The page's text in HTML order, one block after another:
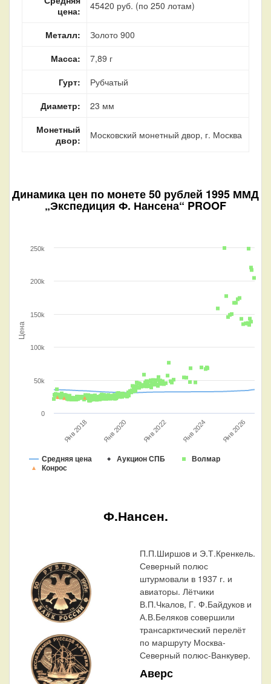
цена:
45420 руб. (по 250 лотам)
Металл:
Золото 900
Масса:
7,89 г
Гурт:
Рубчатый
Диаметр:
23 мм
Монетный
двор:
Московский монетный двор, г. Москва
Динамика цен по монете50 рублей 1995 ММД
„Экспедиция Ф. Нансена“ PROOF
Цена
Средняя цена Аукцион СПБ
Волмар
Конрос
Янв 2018 Янв 2020 Янв 2022 Янв 2024 Янв 2026
0
50k
100k
150k
200k
250k
Ф.Нансен.
П.П.Ширшов и Э.Т.Кренкель.
Северный полюс
штурмовали в 1937 г. и
авиаторы. Лётчики
В.П.Чкалов, Г. Ф.Байдуков и
А.В.Беляков совершили
трансарктический перелёт
по маршруту Москва-
Северный полюс-Ванкувер.
Аверс